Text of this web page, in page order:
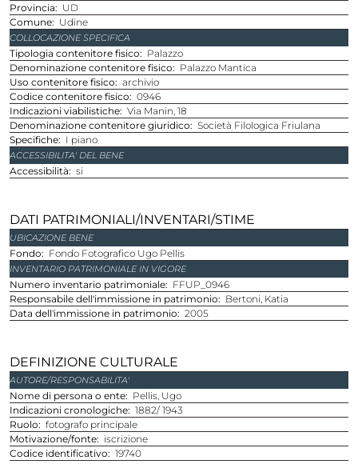
provincia
UD
comune
Udine
COLLOCAZIONE SPECIFICA
Tipologia contenitore fisico
Palazzo
Denominazione contenitore fisico
Palazzo Mantica
Uso contenitore fisico
archivio
Codice contenitore fisico
0946
Indicazioni viabilistiche Via Manin, 18
Denominazione contenitore giuridico
Società Filologica Friulana
Specifiche
I piano
ACCESSIBILITA' DEL BENE
Accessibilità si
DATI PATRIMONIALI/INVENTARI/STIME
UBICAZIONE BENE
Fondo Fondo Fotografico Ugo Pellis
INVENTARIO PATRIMONIALE IN VIGORE
Numero inventario patrimoniale
FFUP_0946
Responsabile dell'immissione in patrimonio
Bertoni, Katia
Data dell'immissione in patrimonio
2005
DEFINIZIONE CULTURALE
AUTORE/RESPONSABILITA'
Nome di persona o ente
Pellis, Ugo
Indicazioni cronologiche 1882/ 1943
Ruolo
fotografo principale
Motivazione/fonte
iscrizione
Codice identificativo
19740